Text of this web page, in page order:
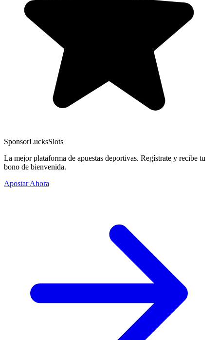
SponsorLucksSlots
La mejor plataforma de apuestas deportivas. Regístrate y recibe tu
bono de bienvenida.
Apostar Ahora